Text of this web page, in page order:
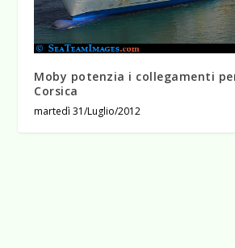
Moby potenzia i collegamenti
Corsica
martedì 31/Luglio/2012